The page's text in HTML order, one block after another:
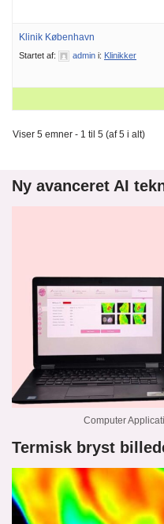
Klinik København
Startet af: admin i: Klinikker
Viser 5 emner - 1 til 5 (af 5 i alt)
Ny avanceret AI
Computer
Termisk bryst